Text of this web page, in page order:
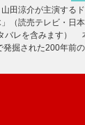
田涼介が主演する
（読売テレビ・日
バレを含みます）
発掘された200年前